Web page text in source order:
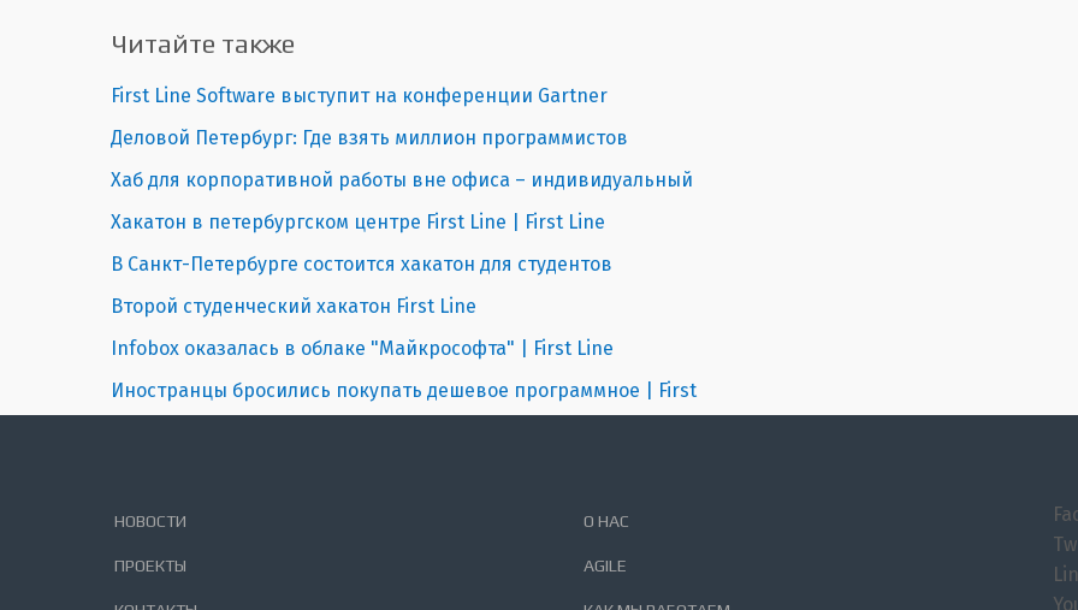
Читайте также
First Line Software выступит на конференции Gartner
Деловой Петербург: Где взять миллион программистов
Хаб для корпоративной работы вне офиса – индивидуальный
Хакатон в петербургском центре First Line | First Line
В Санкт-Петербурге состоится хакатон для студентов
Второй студенческий хакатон First Line
Infobox оказалась в облаке "Майкрософта" | First Line
Иностранцы бросились покупать дешевое программное | First
НОВОСТИ
ПРОЕКТЫ
О НАС
AGILE